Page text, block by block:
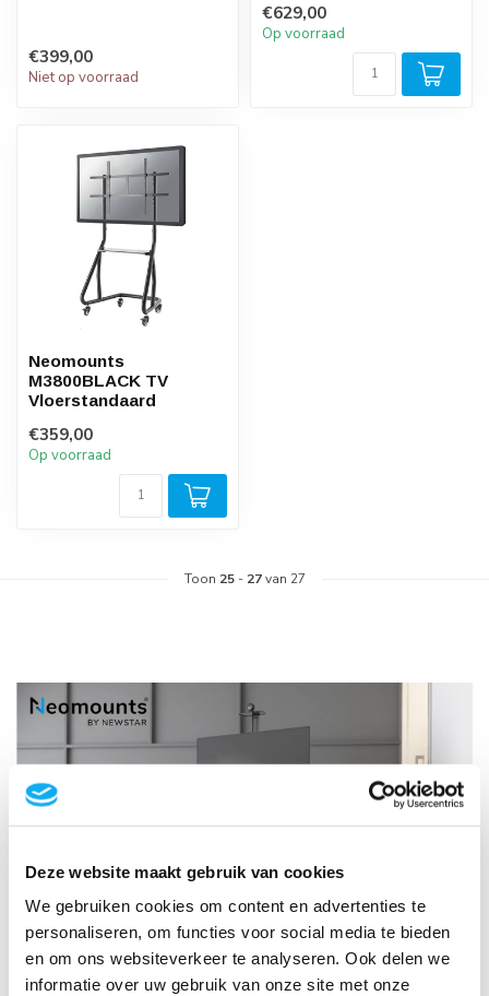
Deze website maakt gebruik van cookies
We gebruiken cookies om content en advertenties te
personaliseren, om functies voor social media te bieden
en om ons websiteverkeer te analyseren. Ook delen we
informatie over uw gebruik van onze site met onze
€399,00
Niet op voorraad
€629,00
Op voorraad
Neomounts
M3800BLACK TV
Vloerstandaard
€359,00
Op voorraad
Toon 25- 27van 27
Professionele TV Standaards
Een Professionele TV Standaard is een mobiele standaard die is